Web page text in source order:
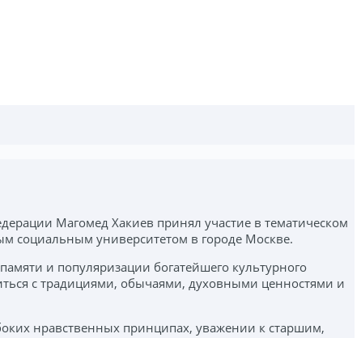
Магомед Хакиев принял участие в тематическом
социальным университетом в городе Москве.
и популяризации богатейшего культурного
с традициями, обычаями, духовными ценностями и
нравственных принципах, уважении к старшим,